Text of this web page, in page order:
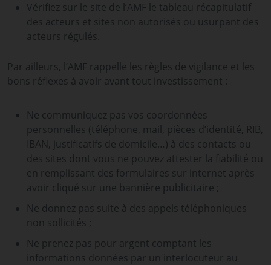
Vérifiez sur le site de l’AMF le tableau récapitulatif
des acteurs et sites non autorisés ou usurpant des
acteurs régulés.
Par ailleurs, l’AMF rappelle les règles de vigilance et les
bons réflexes à avoir avant tout investissement :
Ne communiquez pas vos coordonnées
personnelles (téléphone, mail, pièces d’identité, RIB,
IBAN, justificatifs de domicile…) à des contacts ou
des sites dont vous ne pouvez attester la fiabilité ou
en remplissant des formulaires sur internet après
avoir cliqué sur une bannière publicitaire ;
Ne donnez pas suite à des appels téléphoniques
non sollicités ;
Ne prenez pas pour argent comptant les
informations données par un interlocuteur au